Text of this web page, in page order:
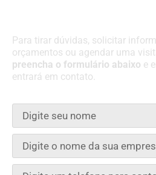
Para tirar dúvidas, solicitar
orçamentos ou agendar uma
preencha o formulário abaixo e
entrará em contato.